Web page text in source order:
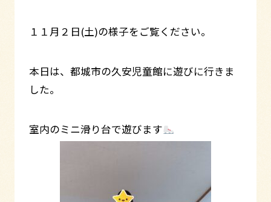
１１月２日(土)の様子をご覧ください。
本日は、都城市の久安児童館に遊びに行きま
した。
室内のミニ滑り台で遊びます